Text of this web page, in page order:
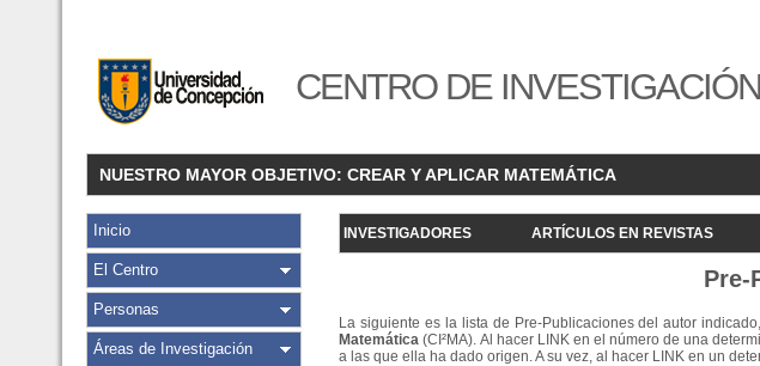
CENTRO DE
NUESTRO MAYOR OBJETIVO: CREAR Y APLICAR MATEMÁTICA
Inicio
El Centro
Personas
Áreas de Investigación
INVESTIGADORES ARTÍCULOS EN REVISTAS
Pre-
La siguiente es la lista de Pre-Publicaciones del autor
Matemática (CI²MA). Al hacer LINK en el número de una
a las que ella ha dado origen. A su vez, al hacer LINK en un